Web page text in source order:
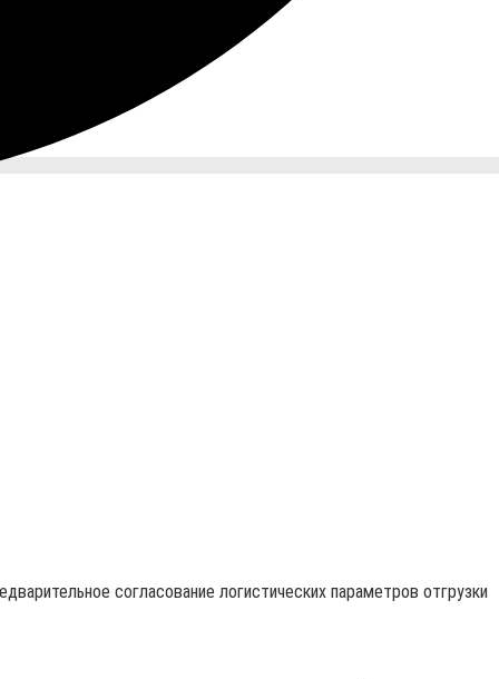
согласование логистических параметров отгрузки